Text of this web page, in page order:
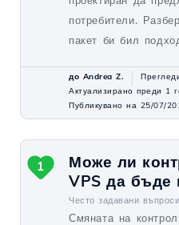
потребители.
пакет би бил
до Andrea Z.
Актуализирано преди 1
Публикувано на 25/07/
Може ли
VPS да бъде
Често задавани
Смяната на
1